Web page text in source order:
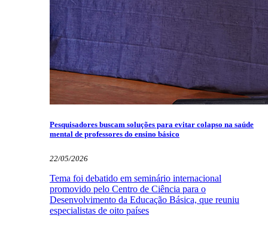
Pesquisadores buscam soluções para evitar colapso na saúde
mental de professores do ensino básico
22/05/2026
Tema foi debatido em seminário internacional
promovido pelo Centro de Ciência para o
Desenvolvimento da Educação Básica, que reuniu
especialistas de oito países